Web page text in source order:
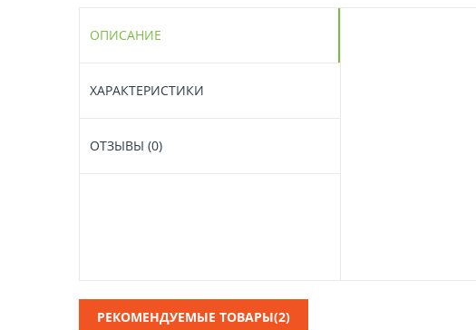
ОПИСАНИЕ
ХАРАКТЕРИСТИКИ
ОТЗЫВЫ (0)
РЕКОМЕНДУЕМЫЕ ТОВАРЫ(2)